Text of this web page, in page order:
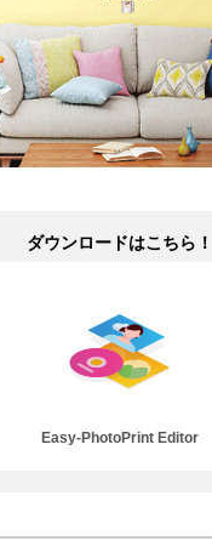
ダウンロードはこちら！
Easy-PhotoPrint Editor